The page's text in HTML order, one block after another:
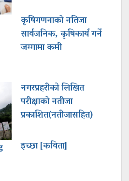
कृषिगणनाको नतिजा
सार्वजनिक, कृषिकार्य गर्ने
जग्गामा कमी
नगरप्रहरीको लिखित
परीक्षाको नतीजा
प्रकाशित(नतीजासहित)
इच्छा [कविता]